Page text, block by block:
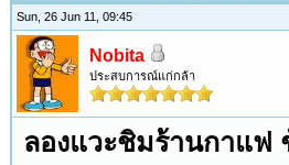
Sun, 26 Jun 11, 09:45
Nobita
ประสบการณ์แก่กล้า
ลองแวะชิมร้านกาแฟ